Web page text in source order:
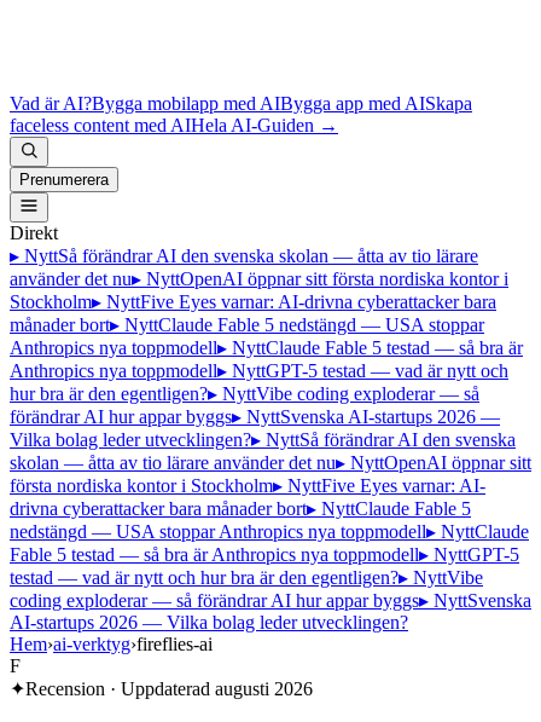
Vad är AI?Bygga mobilapp med AIBygga app med AISkapa
faceless content med AIHela AI-Guiden →
Prenumerera
Direkt
▸ NyttSå förändrar AI den svenska skolan — åtta av tio lärare
använder det nu▸ NyttOpenAI öppnar sitt första nordiska kontor i
Stockholm▸ NyttFive Eyes varnar: AI-drivna cyberattacker bara
månader bort▸ NyttClaude Fable 5 nedstängd — USA stoppar
Anthropics nya toppmodell▸ NyttClaude Fable 5 testad — så bra är
Anthropics nya toppmodell▸ NyttGPT-5 testad — vad är nytt och
hur bra är den egentligen?▸ NyttVibe coding exploderar — så
förändrar AI hur appar byggs▸ NyttSvenska AI-startups 2026 —
Vilka bolag leder utvecklingen?▸ NyttSå förändrar AI den svenska
skolan — åtta av tio lärare använder det nu▸ NyttOpenAI öppnar sitt
första nordiska kontor i Stockholm▸ NyttFive Eyes varnar: AI-
drivna cyberattacker bara månader bort▸ NyttClaude Fable 5
nedstängd — USA stoppar Anthropics nya toppmodell▸ NyttClaude
Fable 5 testad — så bra är Anthropics nya toppmodell▸ NyttGPT-5
testad — vad är nytt och hur bra är den egentligen?▸ NyttVibe
coding exploderar — så förändrar AI hur appar byggs▸ NyttSvenska
AI-startups 2026 — Vilka bolag leder utvecklingen?
Hem›ai-verktyg›fireflies-ai
F
✦Recension · Uppdaterad augusti 2026